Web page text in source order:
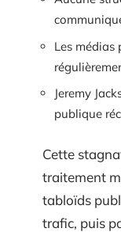
Les
Jeremy
publique
Cette
traitement
tabloïds
trafic, puis